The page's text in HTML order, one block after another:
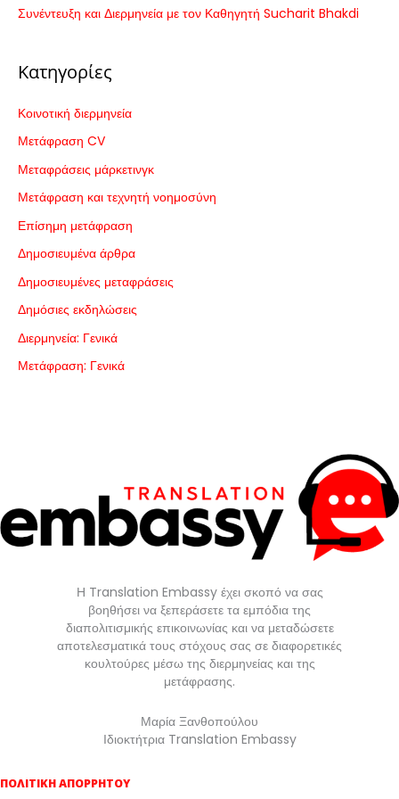
α
Συνέντευξη και Διερμηνεία με τον Καθηγητή Sucharit Bhakdi
Κατηγορίες
Κοινοτική διερμηνεία
Μετάφραση CV
Μεταφράσεις μάρκετινγκ
Μετάφραση και τεχνητή νοημοσύνη
Επίσημη μετάφραση
Δημοσιευμένα άρθρα
Δημοσιευμένες μεταφράσεις
Δημόσιες εκδηλώσεις
Διερμηνεία: Γενικά
Μετάφραση: Γενικά
Η Translation Embassy έχει σκοπό να σας
βοηθήσει να ξεπεράσετε τα εμπόδια της
διαπολιτισμικής επικοινωνίας και να μεταδώσετε
αποτελεσματικά τους στόχους σας σε διαφορετικές
κουλτούρες μέσω της διερμηνείας και της
μετάφρασης.
Μαρία Ξανθοπούλου
Ιδιοκτήτρια Translation Embassy
ΠΟΛΙΤΙΚΗ ΑΠΟΡΡΗΤΟΥ